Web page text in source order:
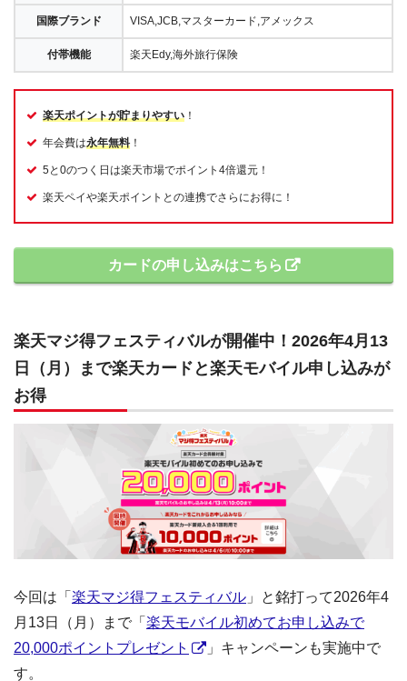
国際ブランド VISA,JCB,マスターカード,アメックス
付帯機能 楽天Edy,海外旅行保険
楽天ポイントが貯まりやすい ！
年会費は永年無料 ！
5と0のつく日は楽天市場でポイント4倍還元！
楽天ペイや楽天ポイントとの連携でさらにお得に！
カードの申し込みはこちら
楽天マジ得フェスティバルが開催中！2026年4月13
日（月）まで楽天カードと楽天モバイル申し込みが
お得
今回は「 楽天マジ得フェスティバル 」と銘打って2026年4
月13日（月）まで「 楽天モバイル初めてお申し込みで
20,000ポイントプレゼント
」キャンペーンも実施中で
す。